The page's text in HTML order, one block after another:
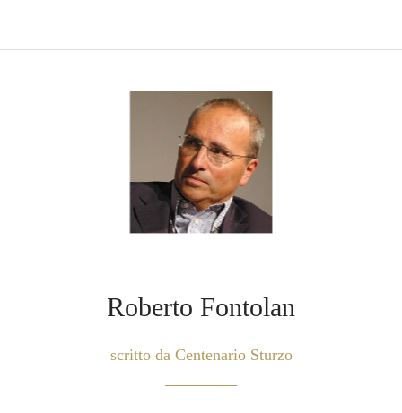
Roberto Fontolan
scritto da Centenario Sturzo